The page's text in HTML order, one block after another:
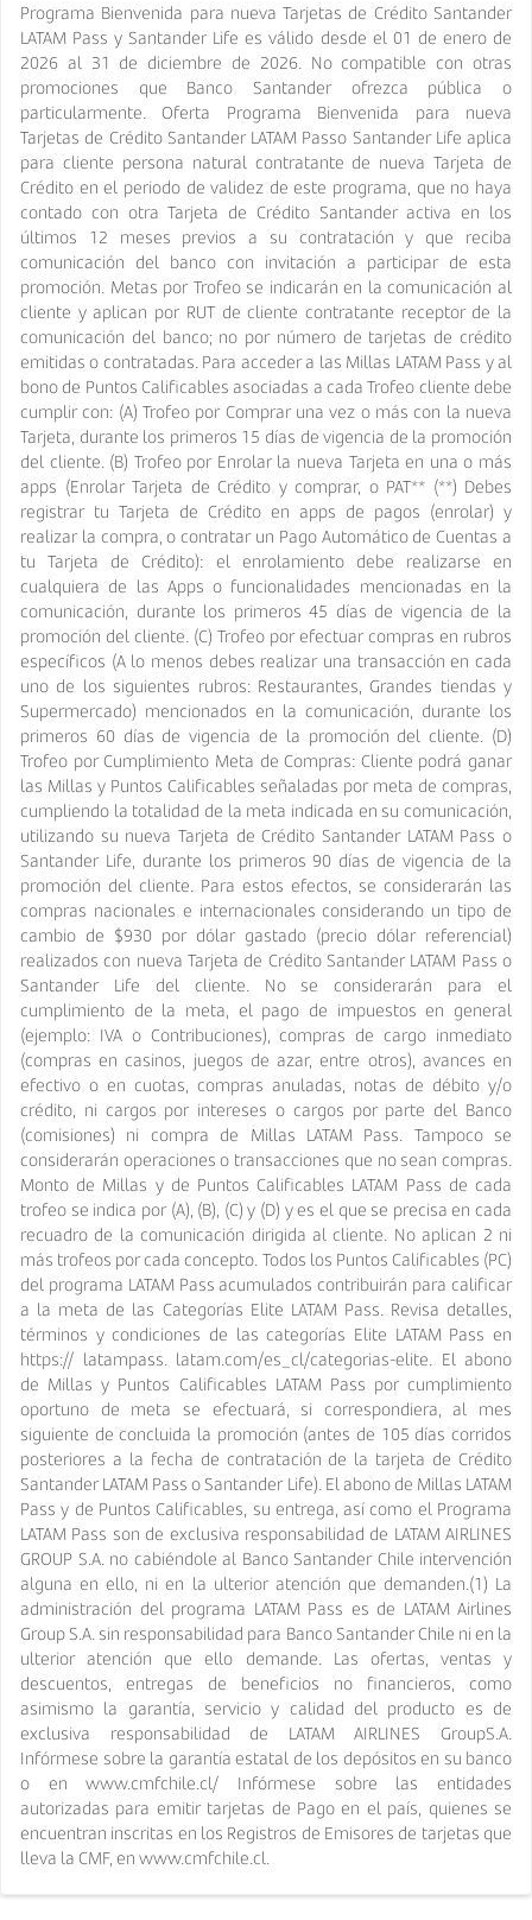
Programa Bienvenida para nueva Tarjetas de Crédito Santander
LATAM Pass y Santander Life es válido desde el 01 de enero de
2026 al 31 de diciembre de 2026. No compatible con otras
promociones que Banco Santander ofrezca pública o
particularmente. Oferta Programa Bienvenida para nueva
Tarjetas de Crédito Santander LATAM Passo Santander Life aplica
para cliente persona natural contratante de nueva Tarjeta de
Crédito en el periodo de validez de este programa, que no haya
contado con otra Tarjeta de Crédito Santander activa en los
últimos 12 meses previos a su contratación y que reciba
comunicación del banco con invitación a participar de esta
promoción. Metas por Trofeo se indicarán en la comunicación al
cliente y aplican por RUT de cliente contratante receptor de la
comunicación del banco; no por número de tarjetas de crédito
emitidas o contratadas. Para acceder a las Millas LATAM Pass y al
bono de Puntos Calificables asociadas a cada Trofeo cliente debe
cumplir con: (A) Trofeo por Comprar una vez o más con la nueva
Tarjeta, durante los primeros 15 días de vigencia de la promoción
del cliente. (B) Trofeo por Enrolar la nueva Tarjeta en una o más
apps (Enrolar Tarjeta de Crédito y comprar, o PAT** (**) Debes
registrar tu Tarjeta de Crédito en apps de pagos (enrolar) y
realizar la compra, o contratar un Pago Automático de Cuentas a
tu Tarjeta de Crédito): el enrolamiento debe realizarse en
cualquiera de las Apps o funcionalidades mencionadas en la
comunicación, durante los primeros 45 días de vigencia de la
promoción del cliente. (C) Trofeo por efectuar compras en rubros
específicos (A lo menos debes realizar una transacción en cada
uno de los siguientes rubros: Restaurantes, Grandes tiendas y
Supermercado) mencionados en la comunicación, durante los
primeros 60 días de vigencia de la promoción del cliente. (D)
Trofeo por Cumplimiento Meta de Compras: Cliente podrá ganar
las Millas y Puntos Calificables señaladas por meta de compras,
cumpliendo la totalidad de la meta indicada en su comunicación,
utilizando su nueva Tarjeta de Crédito Santander LATAM Pass o
Santander Life, durante los primeros 90 días de vigencia de la
promoción del cliente. Para estos efectos, se considerarán las
compras nacionales e internacionales considerando un tipo de
cambio de $930 por dólar gastado (precio dólar referencial)
realizados con nueva Tarjeta de Crédito Santander LATAM Pass o
Santander Life del cliente. No se considerarán para el
cumplimiento de la meta, el pago de impuestos en general
(ejemplo: IVA o Contribuciones), compras de cargo inmediato
(compras en casinos, juegos de azar, entre otros), avances en
efectivo o en cuotas, compras anuladas, notas de débito y/o
crédito, ni cargos por intereses o cargos por parte del Banco
(comisiones) ni compra de Millas LATAM Pass. Tampoco se
considerarán operaciones o transacciones que no sean compras.
Monto de Millas y de Puntos Calificables LATAM Pass de cada
trofeo se indica por (A), (B), (C) y (D) y es el que se precisa en cada
recuadro de la comunicación dirigida al cliente. No aplican 2 ni
más trofeos por cada concepto. Todos los Puntos Calificables (PC)
del programa LATAM Pass acumulados contribuirán para calificar
a la meta de las Categorías Elite LATAM Pass. Revisa detalles,
términos y condiciones de las categorías Elite LATAM Pass en
https:// latampass. latam.com/es_cl/categorias-elite. El abono
de Millas y Puntos Calificables LATAM Pass por cumplimiento
oportuno de meta se efectuará, si correspondiera, al mes
siguiente de concluida la promoción (antes de 105 días corridos
posteriores a la fecha de contratación de la tarjeta de Crédito
Santander LATAM Pass o Santander Life). El abono de Millas LATAM
Pass y de Puntos Calificables, su entrega, así como el Programa
LATAM Pass son de exclusiva responsabilidad de LATAM AIRLINES
GROUP S.A. no cabiéndole al Banco Santander Chile intervención
alguna en ello, ni en la ulterior atención que demanden.(1) La
administración del programa LATAM Pass es de LATAM Airlines
Group S.A. sin responsabilidad para Banco Santander Chile ni en la
ulterior atención que ello demande. Las ofertas, ventas y
descuentos, entregas de beneficios no financieros, como
asimismo la garantía, servicio y calidad del producto es de
exclusiva responsabilidad de LATAM AIRLINES GroupS.A.
Infórmese sobre la garantía estatal de los depósitos en su banco
o en www.cmfchile.cl/ Infórmese sobre las entidades
autorizadas para emitir tarjetas de Pago en el país, quienes se
encuentran inscritas en los Registros de Emisores de tarjetas que
lleva la CMF, en www.cmfchile.cl.